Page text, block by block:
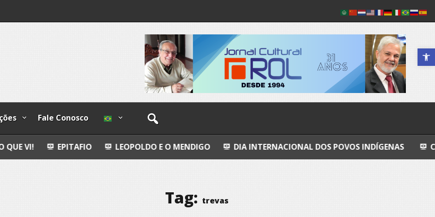
Abrir a
Fale Conosco
LEOPOLDO E O MENDIGO DIA INTERNACIONAL DOS POVOS INDÍGENAS COSMOS
Tag: trevas